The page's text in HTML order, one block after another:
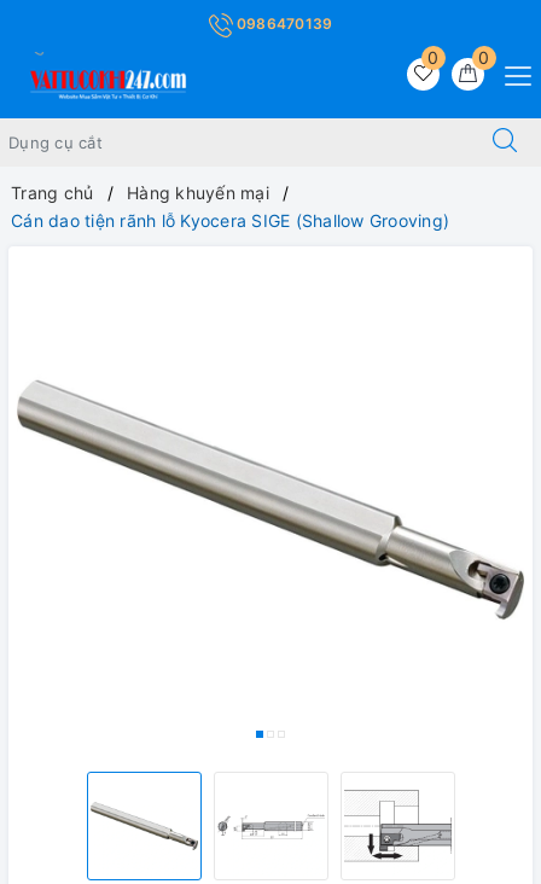
0986470139
0
0
Trang chủ
Hàng khuyến mại
Cán dao tiện rãnh lỗ Kyocera SIGE (Shallow Grooving)